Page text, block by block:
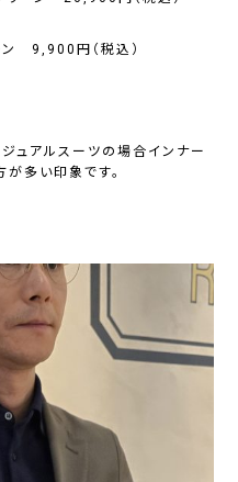
9,900円（税込）
ュアルスーツの場合インナー
多い印象です。